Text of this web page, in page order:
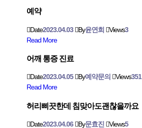
예약
Date2023.04.03 By윤연희 Views3
Read More
어깨 통증 진료
Date2023.04.05 By예약문의 Views351
Read More
허리삐끗한데 침맞아도괜찮을까요
Date2023.04.06 By문효진 Views5